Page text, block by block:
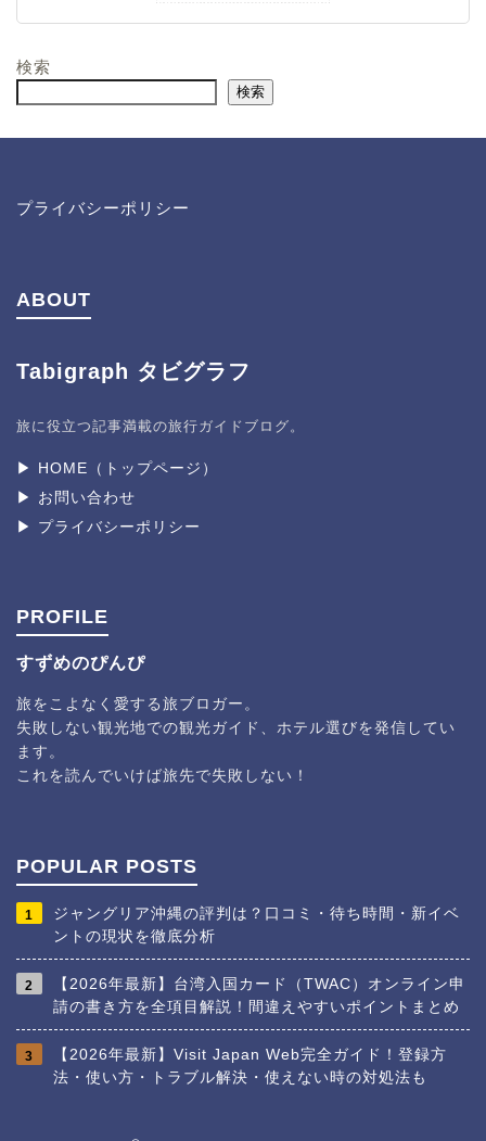
検索
検索
プライバシーポリシー
ABOUT
Tabigraph タビグラフ
旅に役立つ記事満載の旅行ガイドブログ。
▶︎ HOME（トップページ）
▶︎ お問い合わせ
▶︎ プライバシーポリシー
PROFILE
すずめのぴんぴ
旅をこよなく愛する旅ブロガー。
失敗しない観光地での観光ガイド、ホテル選びを発信してい
ます。
これを読んでいけば旅先で失敗しない！
POPULAR POSTS
1
ジャングリア沖縄の評判は？口コミ・待ち時間・新イベ
ントの現状を徹底分析
2
【2026年最新】台湾入国カード（TWAC）オンライン申
請の書き方を全項目解説！間違えやすいポイントまとめ
3
【2026年最新】Visit Japan Web完全ガイド！登録方
法・使い方・トラブル解決・使えない時の対処法も